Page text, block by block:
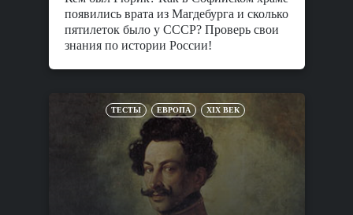
появились врата из Магдебурга и сколько
пятилеток было у СССР? Проверь свои
знания по истории России!
ТЕСТЫ ЕВРОПА XIX ВЕК